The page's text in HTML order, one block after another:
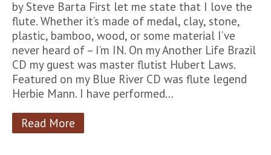
by Steve Barta First let me state that I love the
flute. Whether it’s made of medal, clay, stone,
plastic, bamboo, wood, or some material I’ve
never heard of – I’m IN. On my Another Life Brazil
CD my guest was master flutist Hubert Laws.
Featured on my Blue River CD was flute legend
Herbie Mann. I have performed…
Read More